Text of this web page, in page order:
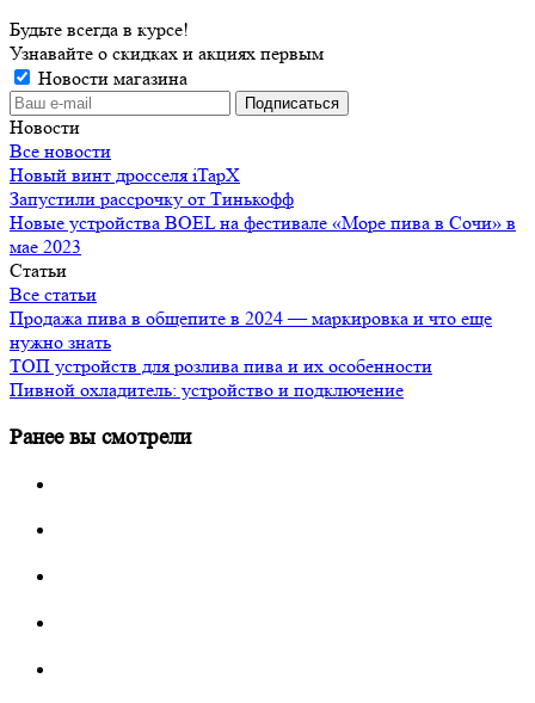
Будьте всегда в курсе!
Узнавайте о скидках и акциях первым
Новости магазина
Новости
Все новости
Новый винт дросселя iTapX
Запустили рассрочку от Тинькофф
Новые устройства BOEL на фестивале «Море пива в Сочи» в
мае 2023
Статьи
Все статьи
Продажа пива в общепите в 2024 — маркировка и что еще
нужно знать
ТОП устройств для розлива пива и их особенности
Пивной охладитель: устройство и подключение
Ранее вы смотрели